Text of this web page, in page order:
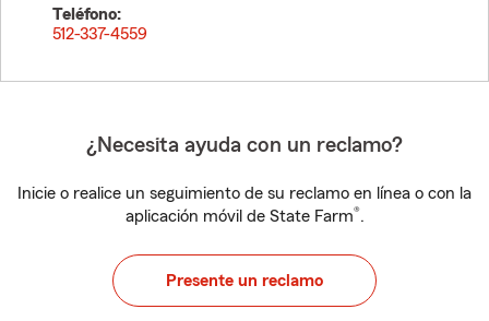
Teléfono:
512-337-4559
¿Necesita ayuda con un reclamo?
Inicie o realice un seguimiento de su reclamo en línea o con la
aplicación móvil de State Farm®.
Presente un reclamo